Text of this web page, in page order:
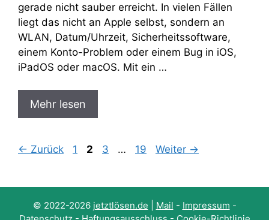
gerade nicht sauber erreicht. In vielen Fällen
liegt das nicht an Apple selbst, sondern an
WLAN, Datum/Uhrzeit, Sicherheitssoftware,
einem Konto-Problem oder einem Bug in iOS,
iPadOS oder macOS. Mit ein …
Mehr lesen
← Zurück Seite
1 Seite
2 Seite
3 … Seite
19 Weiter →
© 2022-2026 jetztlösen.de Mail - Impressum -